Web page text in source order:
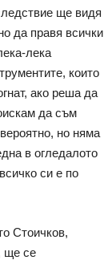
ще видя
да правя всички
лека
които
ако реша да
да съм
но няма
в огледалото
си е по
Стоичков,
ще се